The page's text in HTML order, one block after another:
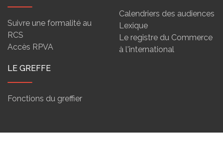
Suivre une formalité au
RCS
Accès RPVA
Calendriers des audiences
Lexique
Le registre du Commerce
à l'international
LE GREFFE
Fonctions du greffier